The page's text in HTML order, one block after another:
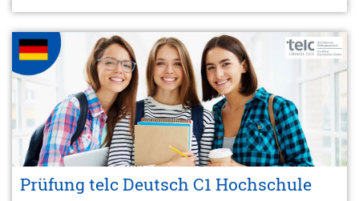
Prüfung telc Deutsch C1 Hochschule